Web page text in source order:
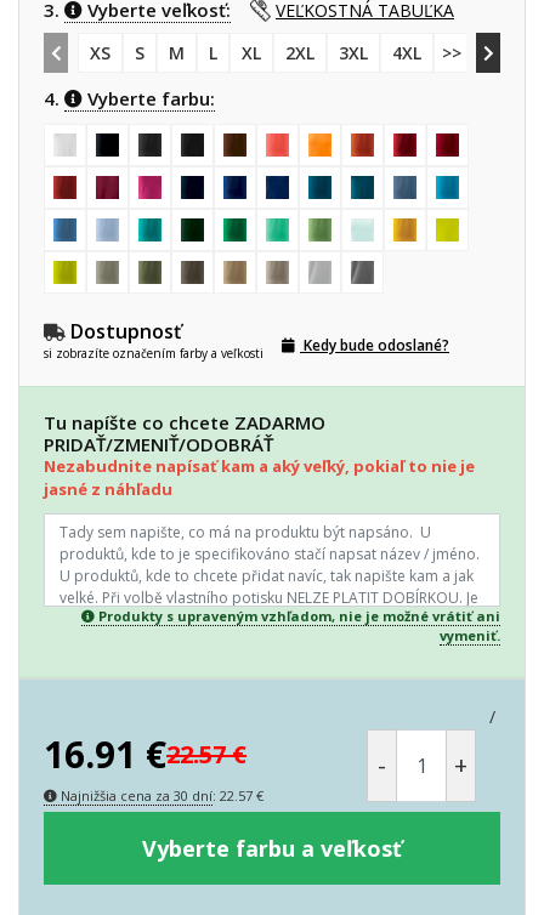
3. Vyberte veľkosť:
VEĽKOSTNÁ TABUĽKA
XS
S M L XL 2XL 3XL 4XL >> 5XL
4. Vyberte farbu:
Dostupnosť
si zobrazíte označením farby a veľkosti Kedy bude odoslané?
Tu napíšte co chcete ZADARMO
PRIDAŤ/ZMENIŤ/ODOBRÁŤ
Nezabudnite napísať kam a aký veľký, pokiaľ to nie je
jasné z náhľadu
Produkty s upraveným vzhľadom, nie je možné vrátiť ani
vymeniť.
/
16.91 €22.57€
Najnižšia cena za 30 dní: 22.57 €
- +
Vyberte farbu a veľkosť